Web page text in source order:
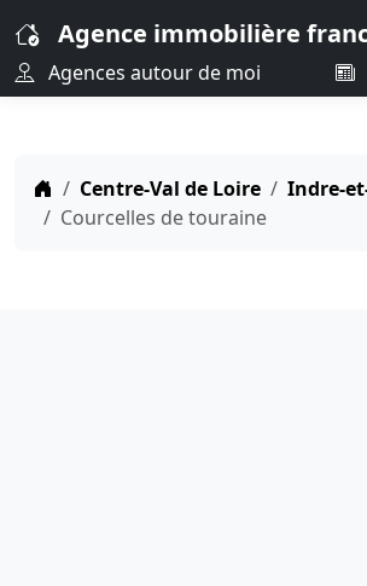
Agence immobilière
Agences autour de moi
Centre-Val de Loire
Indre-
Courcelles de touraine